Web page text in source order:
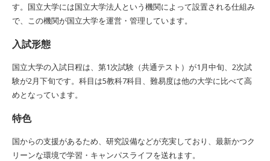
す。国立大学には国立大学法人という機関によって設置される仕組み
で、この機関が国立大学を運営・管理しています。
入試形態
国立大学の入試日程は、第1次試験（共通テスト）が1月中旬、2次試
験が2月下旬です。科目は5教科7科目、難易度は他の大学に比べて高
めとなっています。
特色
国からの支援があるため、研究設備などが充実しており、最新かつク
リーンな環境で学習・キャンパスライフを送れます。